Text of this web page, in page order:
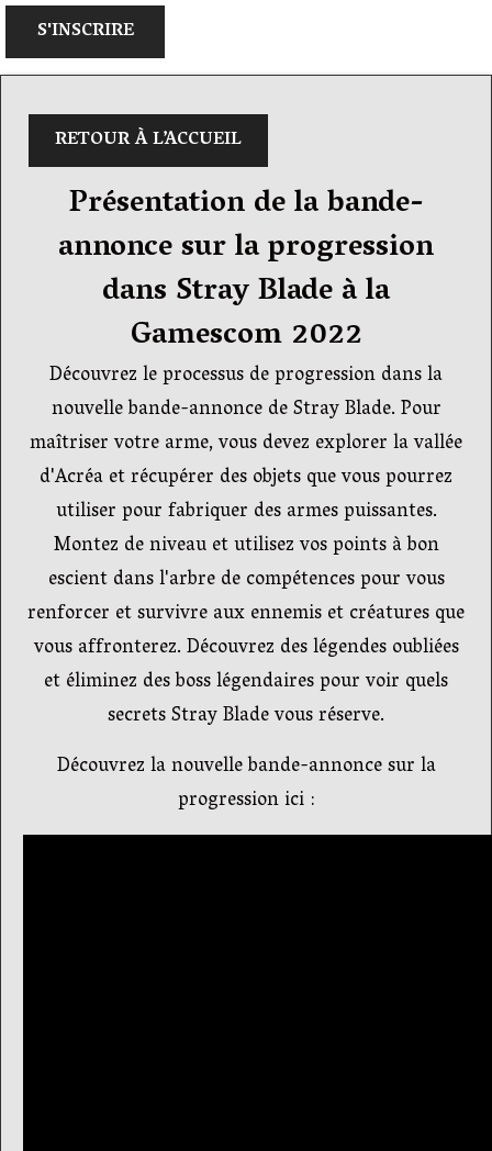
S'INSCRIRE
RETOUR À L’ACCUEIL
Présentation de la bande-
annonce sur la progression
dans Stray Blade à la
Gamescom 2022
Découvrez le processus de progression dans la
nouvelle bande-annonce de Stray Blade. Pour
maîtriser votre arme, vous devez explorer la vallée
d'Acréa et récupérer des objets que vous pourrez
utiliser pour fabriquer des armes puissantes.
Montez de niveau et utilisez vos points à bon
escient dans l'arbre de compétences pour vous
renforcer et survivre aux ennemis et créatures que
vous affronterez. Découvrez des légendes oubliées
et éliminez des boss légendaires pour voir quels
secrets Stray Blade vous réserve.
Découvrez la nouvelle bande-annonce sur la
progression ici :